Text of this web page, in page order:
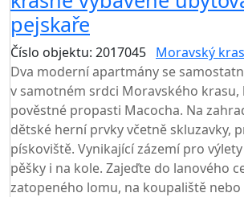
pejskaře
Číslo objektu: 2017045 Moravský kras
Dva moderní apartmány se
v samotném srdci Moravského krasu,
pověstné propasti Macocha. Na
dětské herní prvky včetně skluzavky,
pískoviště. Vynikající zázemí pro
pěšky i na kole. Zajeďte do lanového
zatopeného lomu, na koupaliště nebo